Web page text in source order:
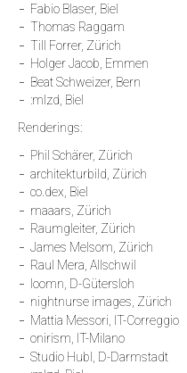
Fabio Blaser, Biel
Thomas Raggam
Till Forrer, Zürich
Holger Jacob, Emmen
Beat Schweizer, Bern
:mlzd, Biel
Renderings:
Phil Schärer, Zürich
architekturbild, Zürich
co.dex, Biel
maaars, Zürich
Raumgleiter, Zürich
James Melsom, Zürich
Raul Mera, Allschwil
loomn, D-Gütersloh
nightnurse images, Zürich
Mattia Messori, IT-Correggio
onirism, IT-Milano
Studio Hubl, D-Darmstadt